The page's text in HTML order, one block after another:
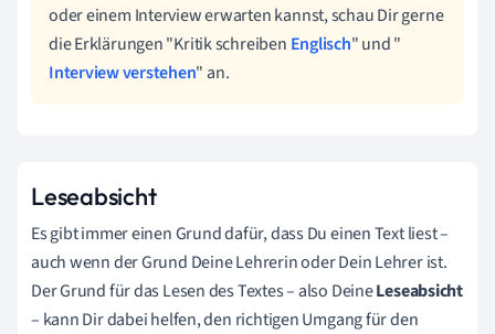
oder einem Interview erwarten kannst, schau Dir gerne
die Erklärungen "Kritik schreiben Englisch" und "
Interview verstehen" an.
Leseabsicht
Es gibt immer einen Grund dafür, dass Du einen Text liest –
auch wenn der Grund Deine Lehrerin oder Dein Lehrer ist.
Der Grund für das Lesen des Textes – also DeineLeseabsicht
– kann Dir dabei helfen, den richtigen Umgang für den